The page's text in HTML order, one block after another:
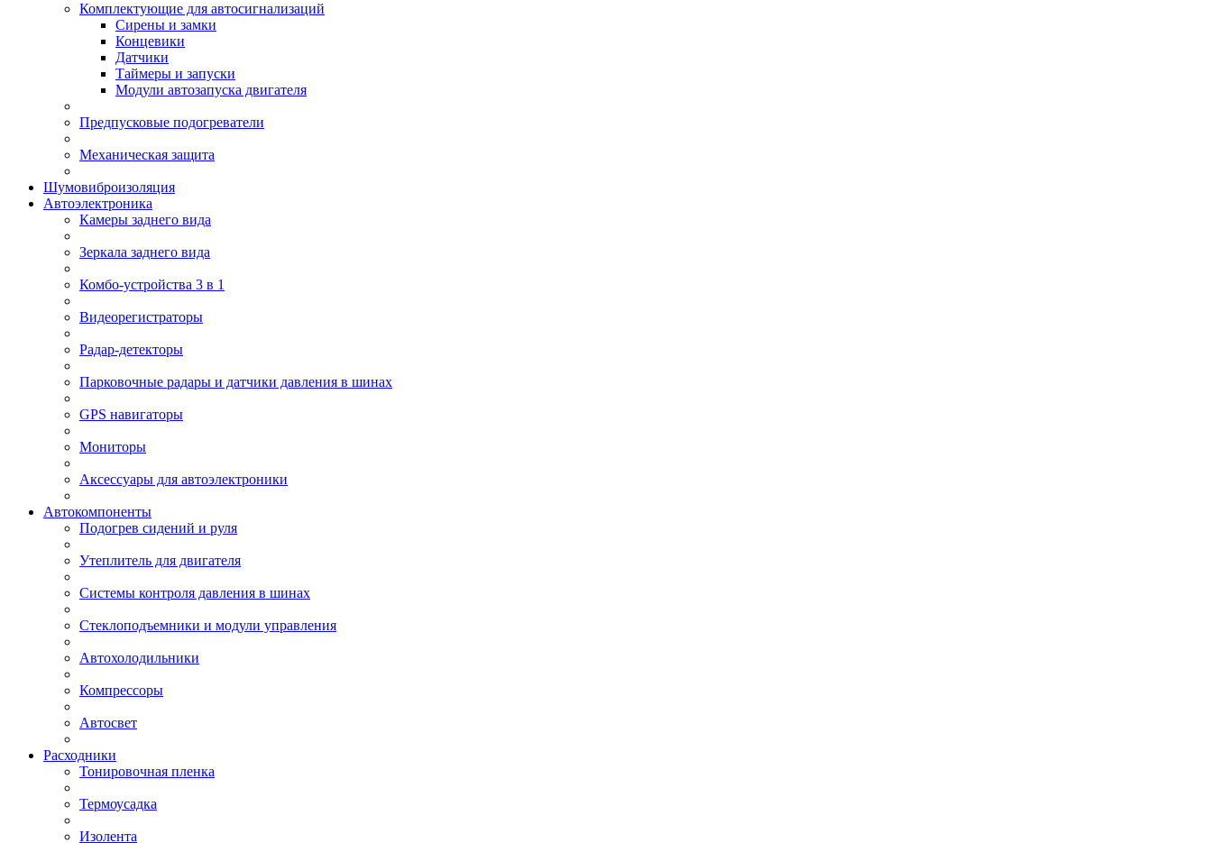
Комплектующие для автосигнализаций
Сирены и замки
Концевики
Датчики
Таймеры и запуски
Модули автозапуска двигателя
Предпусковые подогреватели
Механическая защита
Шумовиброизоляция
Автоэлектроника
Камеры заднего вида
Зеркала заднего вида
Комбо-устройства 3 в 1
Видеорегистраторы
Радар-детекторы
Парковочные радары и датчики давления в шинах
GPS навигаторы
Мониторы
Аксессуары для автоэлектроники
Автокомпоненты
Подогрев сидений и руля
Утеплитель для двигателя
Системы контроля давления в шинах
Стеклоподъемники и модули управления
Автохолодильники
Компрессоры
Автосвет
Расходники
Тонировочная пленка
Термоусадка
Изолента